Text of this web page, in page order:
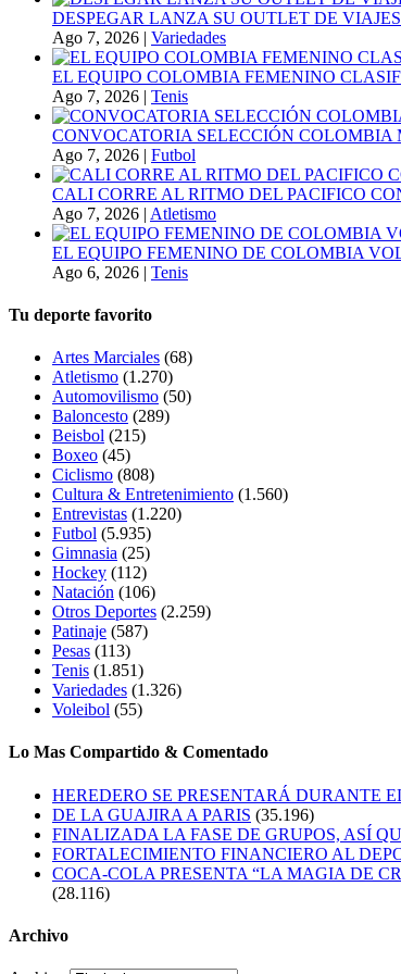
DESPEGAR LANZA SU OUTLET DE
Ago 7, 2026 | Variedades
EL EQUIPO COLOMBIA FEMENINO
Ago 7, 2026 | Tenis
CONVOCATORIA SELECCIÓN
Ago 7, 2026 | Futbol
CALI CORRE AL RITMO DEL PACIFICO
Ago 7, 2026 | Atletismo
EL EQUIPO FEMENINO DE COLOMBIA
Ago 6, 2026 | Tenis
Tu deporte favorito
Artes Marciales (68)
Atletismo (1.270)
Automovilismo (50)
Baloncesto (289)
Beisbol (215)
Boxeo (45)
Ciclismo (808)
Cultura & Entretenimiento (1.560)
Entrevistas (1.220)
Futbol (5.935)
Gimnasia (25)
Hockey (112)
Natación (106)
Otros Deportes (2.259)
Patinaje (587)
Pesas (113)
Tenis (1.851)
Variedades (1.326)
Voleibol (55)
Lo Mas Compartido & Comentado
HEREDERO SE PRESENTARÁ DURANTE
DE LA GUAJIRA A PARIS (35.196)
FINALIZADA LA FASE DE GRUPOS, ASÍ
FORTALECIMIENTO FINANCIERO AL
COCA-COLA PRESENTA “LA MAGIA DE
(28.116)
Archivo